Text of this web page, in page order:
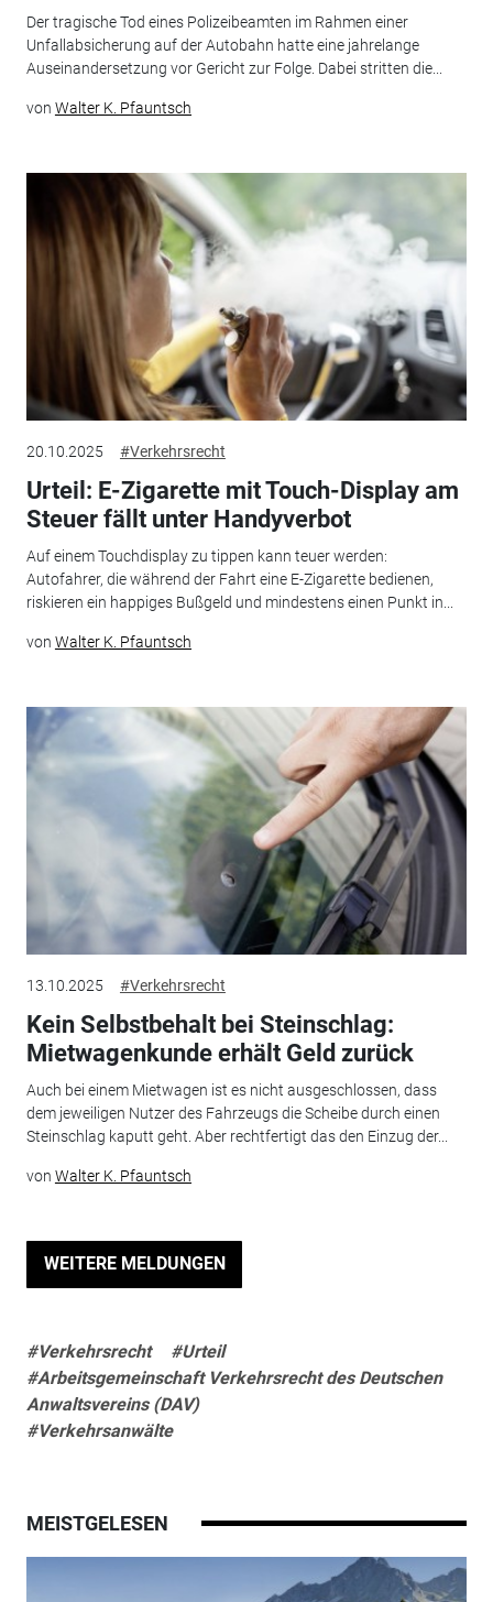
Der tragische Tod eines Polizeibeamten im Rahmen einer
Unfallabsicherung auf der Autobahn hatte eine jahrelange
Auseinandersetzung vor Gericht zur Folge. Dabei stritten die...
von Walter K. Pfauntsch
20.10.2025 #Verkehrsrecht
Urteil: E-Zigarette mit Touch-Display am
Steuer fällt unter Handyverbot
Auf einem Touchdisplay zu tippen kann teuer werden:
Autofahrer, die während der Fahrt eine E-Zigarette bedienen,
riskieren ein happiges Bußgeld und mindestens einen Punkt in...
von Walter K. Pfauntsch
13.10.2025 #Verkehrsrecht
Kein Selbstbehalt bei Steinschlag:
Mietwagenkunde erhält Geld zurück
Auch bei einem Mietwagen ist es nicht ausgeschlossen, dass
dem jeweiligen Nutzer des Fahrzeugs die Scheibe durch einen
Steinschlag kaputt geht. Aber rechtfertigt das den Einzug der...
von Walter K. Pfauntsch
WEITERE MELDUNGEN
#Verkehrsrecht
#Urteil
#Arbeitsgemeinschaft Verkehrsrecht des Deutschen
Anwaltsvereins (DAV)
#Verkehrsanwälte
MEISTGELESEN